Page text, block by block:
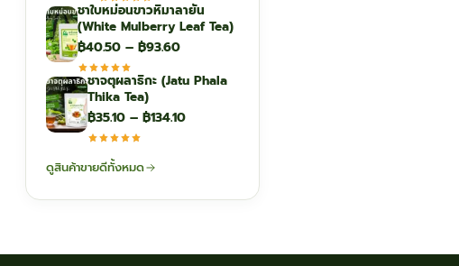
฿44.10
through
ชาใบหม่อนขาวหิมาลายัน
(White Mulberry Leaf Tea)
฿40.50 – ฿93.60Price
฿40.50
฿93.60
ชาจตุผลาธิกะ (Jatu Phala
Thika Tea)
฿35.10 – ฿134.10Price
฿134.10
ดูสินค้าขายดีทั้งหมด